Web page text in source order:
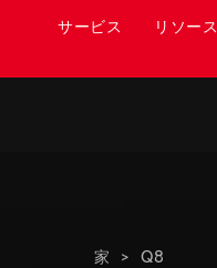
サービス リソース
家 > Q8